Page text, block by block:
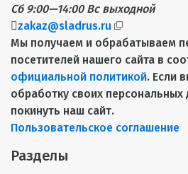
Сб 9:00—14:00 Вс выходной
zakaz@sladrus.ru
Мы получаем и обрабатываем
посетителей нашего сайта в
официальной политикой. Если
обработку своих
покинуть наш сайт.
Пользовательское соглашение
Разделы